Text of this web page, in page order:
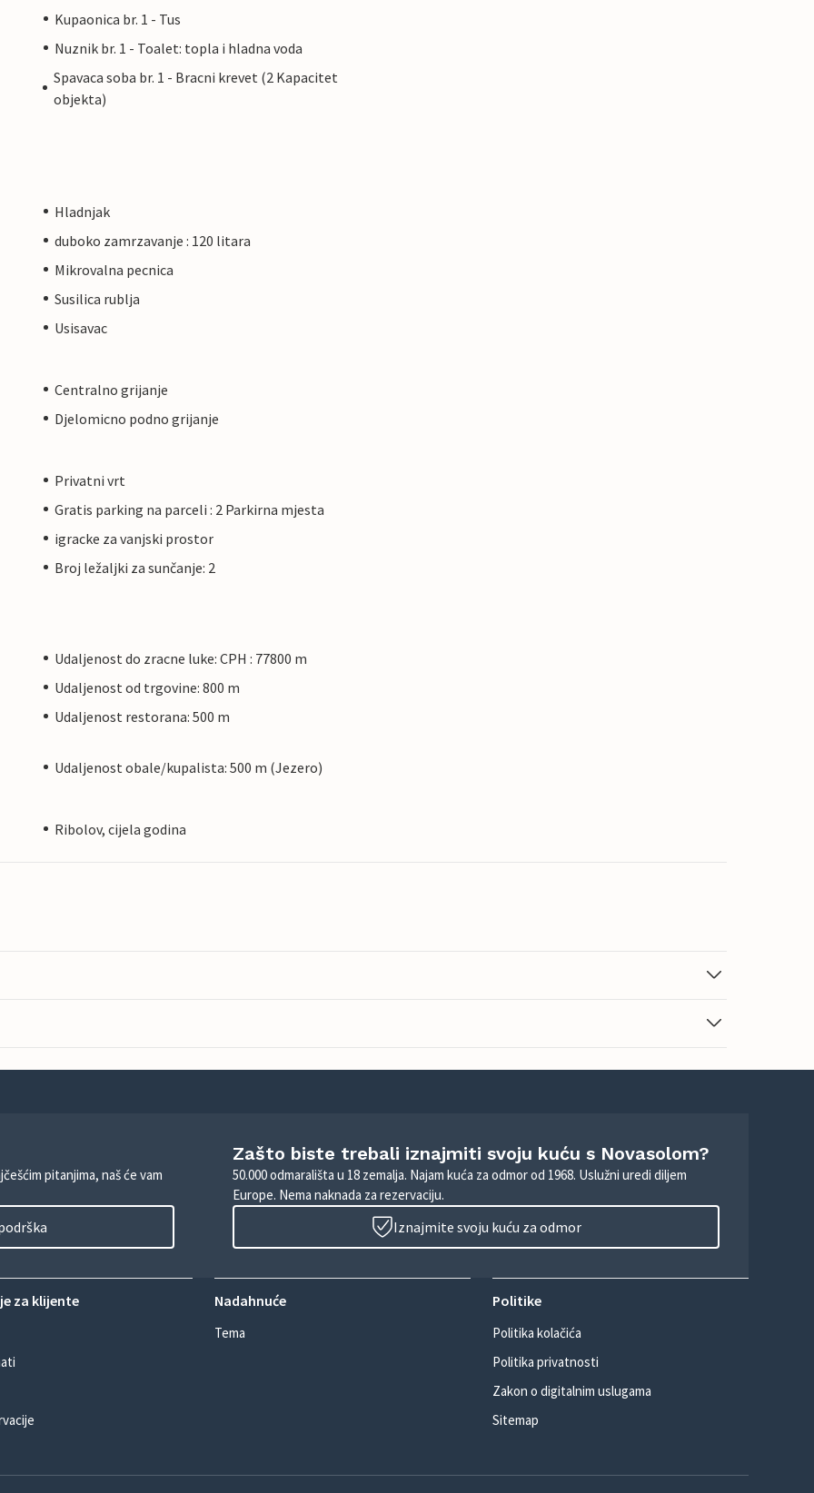
Kupaonica br. 1 - Tus
Nuznik br. 1 - Toalet: topla i hladna voda
Spavaca soba br. 1 - Bracni krevet (2 Kapacitet
objekta)
Hladnjak
duboko zamrzavanje : 120 litara
Mikrovalna pecnica
Susilica rublja
Usisavac
Centralno grijanje
Djelomicno podno grijanje
Privatni vrt
Gratis parking na parceli : 2 Parkirna mjesta
igracke za vanjski prostor
Broj ležaljki za sunčanje: 2
Udaljenost do zracne luke: CPH : 77800 m
Udaljenost od trgovine: 800 m
Udaljenost restorana: 500 m
Udaljenost obale/kupalista: 500 m (Jezero)
Ribolov, cijela godina
pitanjima, naš će vam
Zašto biste trebali iznajmiti svoju kuću s Novasolom?
50.000 odmarališta u 18 zemalja. Najam kuća za odmor od 1968. Uslužni uredi diljem
Europe. Nema naknada za rezervaciju.
Iznajmite svoju kuću za odmor
za klijente Nadahnuće
Tema
Politike
Politika kolačića
Politika privatnosti
Zakon o digitalnim uslugama
Sitemap